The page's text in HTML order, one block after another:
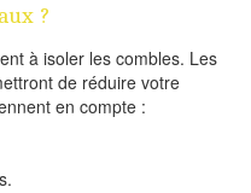
?
à isoler les combles. Les
de réduire votre
en compte :